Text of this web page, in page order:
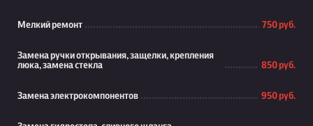
Мелкий ремонт 750 руб.
Замена ручки открывания, защелки, крепления
люка, замена стекла
850 руб.
Замена электрокомпонентов 950 руб.